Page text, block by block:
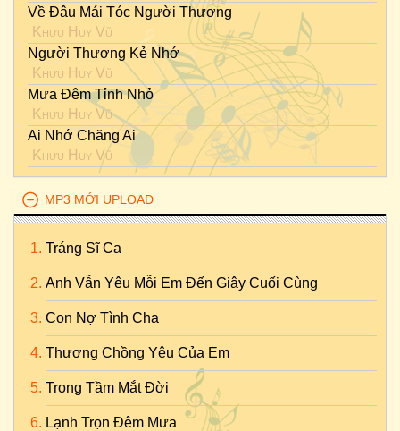
Về Đâu Mái Tóc Người Thương
Khưu Huy Vũ
Người Thương Kẻ Nhớ
Khưu Huy Vũ
Mưa Đêm Tỉnh Nhỏ
Khưu Huy Vũ
Ai Nhớ Chăng Ai
Khưu Huy Vũ
MP3 MỚI UPLOAD
Tráng Sĩ Ca
Anh Vẫn Yêu Mỗi Em Đến Giây Cuối Cùng
Con Nợ Tình Cha
Thương Chồng Yêu Của Em
Trong Tầm Mắt Đời
Lạnh Trọn Đêm Mưa